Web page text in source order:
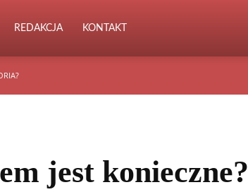
REDAKCJA KONTAKT
jest konieczne?